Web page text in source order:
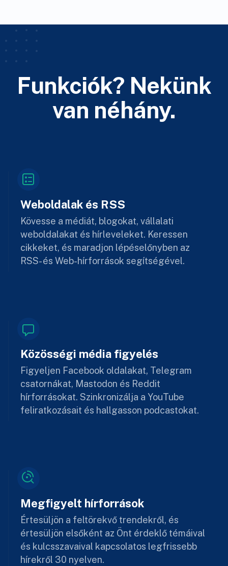
Funkciók? Nekünk
van néhány.
Weboldalak és RSS
Kövesse a médiát, blogokat, vállalati
weboldalakat és hírleveleket. Keressen
cikkeket, és maradjon lépéselőnyben az
RSS- és Web-hírforrások segítségével.
Közösségi média figyelés
Figyeljen Facebook oldalakat, Telegram
csatornákat, Mastodon és Reddit
hírforrásokat. Szinkronizálja a YouTube
feliratkozásait és hallgasson podcastokat.
Megfigyelt hírforrások
Értesüljön a feltörekvő trendekről, és
értesüljön elsőként az Önt érdeklő témáival
és kulcsszavaival kapcsolatos legfrissebb
hírekről 30 nyelven.